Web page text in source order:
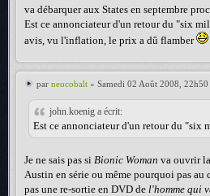
va débarquer aux States en septembre
Est ce annonciateur d'un retour du "six
avis, vu l'inflation, le prix a dû flamber
par neocobalt » Samedi 02 Août 2008, 22h50
john.koenig a écrit:
Est ce annonciateur d'un retour du "six
Je ne sais pas si Bionic Woman va ouvrir
Austin en série ou même pourquoi pas au
pas une re-sortie en DVD de l'homme qui